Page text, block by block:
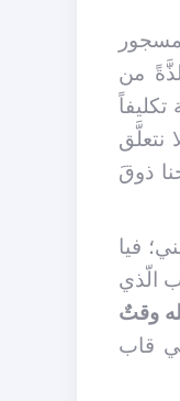
من
نتعلَّق
ذوقَ
فيا
الّذي
وقتٌ
قاب